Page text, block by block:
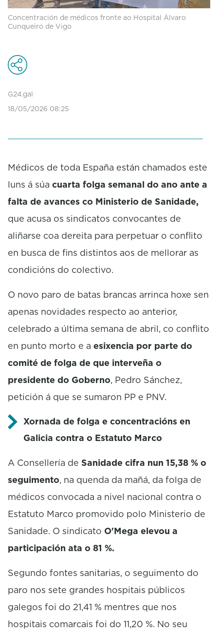
Concentración de médicos fronte ao Hospital Álvaro
Cunqueiro de Vigo
G24.gal
18/05/2026 08:25
Médicos de toda España están chamados este
luns á súa cuarta folga semanal do ano ante a
falta de avances co Ministerio de Sanidade,
que acusa os sindicatos convocantes de
aliñarse coa dereita para perpetuar o conflito
en busca de fins distintos aos de mellorar as
condicións do colectivo.
O novo paro de batas brancas arrinca hoxe sen
apenas novidades respecto ao anterior,
celebrado a última semana de abril, co conflito
en punto morto e a esixencia por parte do
comité de folga de que interveña o
presidente do Goberno, Pedro Sánchez,
petición á que se sumaron PP e PNV.
Xornada de folga e concentracións en
Galicia contra o Estatuto Marco
A Consellería de Sanidade cifra nun 15,38 % o
seguimento, na quenda da mañá, da folga de
médicos convocada a nivel nacional contra o
Estatuto Marco promovido polo Ministerio de
Sanidade. O sindicato O'Mega elevou a
participación ata o 81 %.
Segundo fontes sanitarias, o seguimento do
paro nos sete grandes hospitais públicos
galegos foi do 21,41 % mentres que nos
hospitais comarcais foi do 11,20 %. No seu